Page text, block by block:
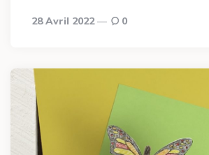
28 Avril 2022 0